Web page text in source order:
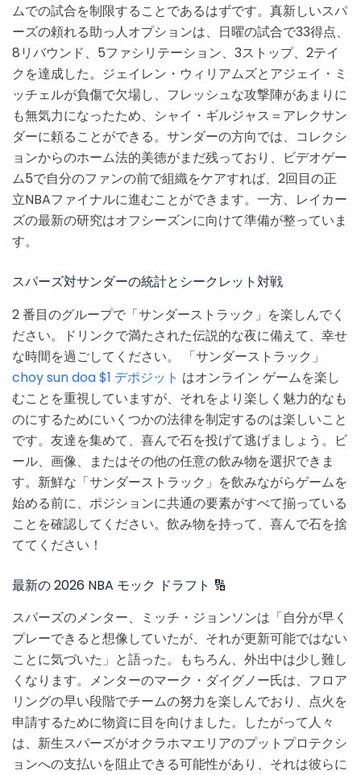
ムでの試合を制限することであるはずです。真新しいスパ
ーズの頼れる助っ人オプションは、日曜の試合で33得点、
8リバウンド、5ファシリテーション、3ストップ、2テイ
クを達成した。ジェイレン・ウィリアムズとアジェイ・ミ
ッチェルが負傷で欠場し、フレッシュな攻撃陣があまりに
も無気力になったため、シャイ・ギルジャス＝アレクサン
ダーに頼ることができる。サンダーの方向では、コレクシ
ョンからのホーム法的美徳がまだ残っており、ビデオゲー
ム5で自分のファンの前で組織をケアすれば、2回目の正
立NBAファイナルに進むことができます。一方、レイカー
ズの最新の研究はオフシーズンに向けて準備が整っていま
す。
スパーズ対サンダーの統計とシークレット対戦
2 番目のグループで「サンダーストラック」を楽しんでく
ださい。ドリンクで満たされた伝説的な夜に備えて、幸せ
な時間を過ごしてください。 「サンダーストラック」
choy sun doa $1 デポジット はオンライン ゲームを楽し
むことを重視していますが、それをより楽しく魅力的なも
のにするためにいくつかの法律を制定するのは楽しいこと
です。友達を集めて、喜んで石を投げて逃げましょう。ビ
ール、画像、またはその他の任意の飲み物を選択できま
す。新鮮な「サンダーストラック」を飲みながらゲームを
始める前に、ポジションに共通の要素がすべて揃っている
ことを確認してください。飲み物を持って、喜んで石を捨
ててください！
最新の 2026 NBA モック ドラフト 🔢
スパーズのメンター、ミッチ・ジョンソンは「自分が早く
プレーできると想像していたが、それが更新可能ではない
ことに気づいた」と語った。もちろん、外出中は少し難し
くなります。メンターのマーク・ダイグノー氏は、フロア
リングの早い段階でチームの努力を楽しんでおり、点火を
申請するために物資に目を向けました。したがって人々
は、新生スパーズがオクラホマエリアのプットプロテクシ
ョンへの支払いを阻止できる可能性があり、それは彼らに